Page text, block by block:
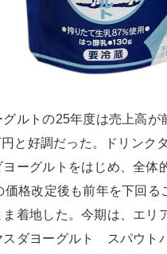
グルトの25年度は売上高が
と好調だった。ドリンク
ーグルトをはじめ、全体
価格改定後も前年を下回る
着地した。今期は、エリ
スダヨーグルト スパウト